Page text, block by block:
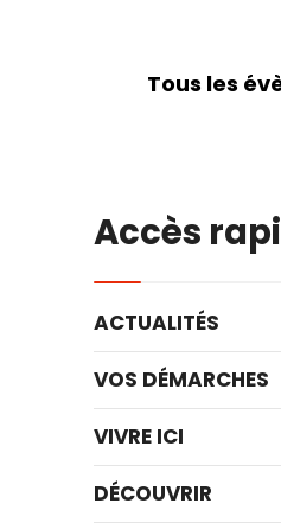
Tous les
Accès
ACTUALITÉS
VOS DÉMARCHES
VIVRE ICI
DÉCOUVRIR